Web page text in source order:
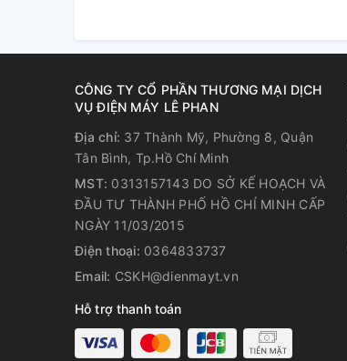
CÔNG TY CỔ PHẦN THƯƠNG MẠI DỊCH
VỤ ĐIỆN MÁY LÊ PHAN
Địa chỉ: 37 Thành Mỹ, Phường 8, Quận
Tân Bình, Tp.Hồ Chí Minh
MST: 0313157143 DO SỞ KẾ HOẠCH VÀ
ĐẦU TƯ THÀNH PHỐ HỒ CHÍ MINH CẤP
NGÀY 11/03/2015
Điện thoại: 0364833737
Email: CSKH@dienmayt.vn
Hỗ trợ thanh toán